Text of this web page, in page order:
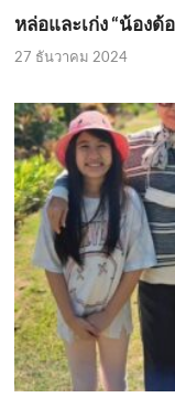
หล่อและเก่ง “น้องด้
27 ธันวาคม 2024